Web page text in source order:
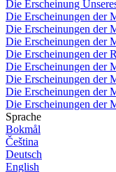
Die Erscheinung
Die Erscheinungen der
Die Erscheinungen der
Die Erscheinungen der
Die Erscheinungen der
Die Erscheinungen der
Die Erscheinungen der
Die Erscheinungen der
Die Erscheinungen der
Sprache
Bokmål
Čeština
Deutsch
English